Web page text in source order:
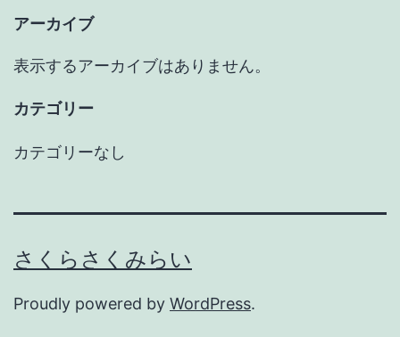
アーカイブ
表示するアーカイブはありません。
カテゴリー
カテゴリーなし
さくらさくみらい
Proudly powered by WordPress.